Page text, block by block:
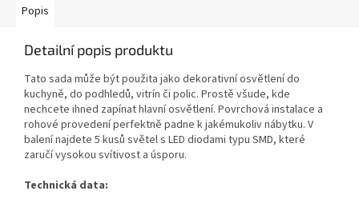
Popis
Detailní popis produktu
Tato sada může být použita jako dekorativní osvětlení do
kuchyně, do podhledů, vitrín či polic. Prostě všude, kde
nechcete ihned zapínat hlavní osvětlení. Povrchová instalace a
rohové provedení perfektně padne k jakémukoliv nábytku. V
balení najdete 5 kusů světel s LED diodami typu SMD, které
zaručí vysokou svítivost a úsporu.
Technická data: